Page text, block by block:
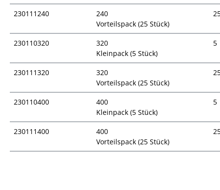
230111240
240
Vorteilspack (25 Stück)
230110320
320
Kleinpack (5 Stück)
5
230111320
320
Vorteilspack (25 Stück)
230110400
400
Kleinpack (5 Stück)
5
230111400
400
Vorteilspack (25 Stück)